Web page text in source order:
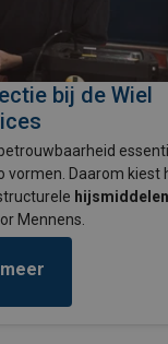
bij de Wiel
vormen. Daarom kiest
hijsmiddelen
Mennens.